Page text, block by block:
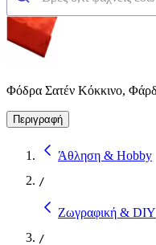
Φόδρα Σατέν Κόκκινο,
Περιγραφή
Άθληση & Hobby
/
Ζωγραφική & DIY
/